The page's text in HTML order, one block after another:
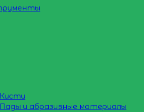
Кисти
Пады и абразивные материалы